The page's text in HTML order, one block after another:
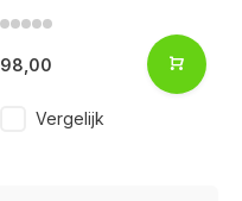
98,00
Vergelijk